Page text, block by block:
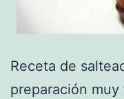
Receta de
preparación